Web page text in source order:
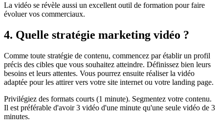
La vidéo se révèle aussi un excellent outil de formation pour faire
évoluer vos commerciaux.
4. Quelle stratégie marketing vidéo ?
Comme toute stratégie de contenu, commencez par établir un profil
précis des cibles que vous souhaitez atteindre. Définissez bien leurs
besoins et leurs attentes. Vous pourrez ensuite réaliser la vidéo
adaptée pour les attirer vers votre site internet ou votre landing page.
Privilégiez des formats courts (1 minute). Segmentez votre contenu.
Il est préférable d'avoir 3 vidéo d'une minute qu'une seule vidéo de 3
minutes.